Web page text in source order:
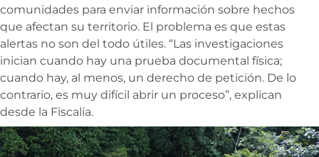
comunidades para enviar información sobre hechos
que afectan su territorio. El problema es que estas
alertas no son del todo útiles. “Las investigaciones
inician cuando hay una prueba documental física;
cuando hay, al menos, un derecho de petición. De lo
contrario, es muy difícil abrir un proceso”, explican
desde la Fiscalía.